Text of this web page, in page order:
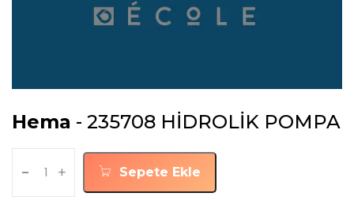
Hema - 235708 HİDROLİK POMPA
- + Sepete Ekle